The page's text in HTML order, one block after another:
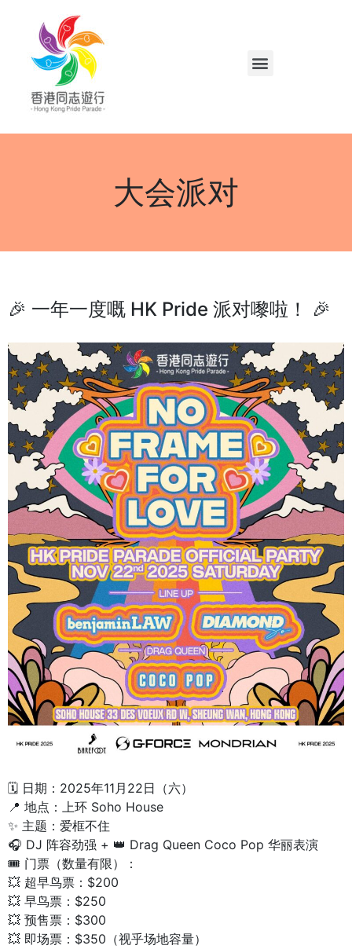
大会派对
🎉 一年一度嘅 HK Pride 派对嚟啦！ 🎉
🗓️ 日期：2025年11月22日（六）
📍 地点：上环 Soho House
✨ 主题：爱框不住
🎧 DJ 阵容劲强 + 👑 Drag Queen Coco Pop 华丽表演
🎟️ 门票（数量有限）：
💥 超早鸟票：$200
💥 早鸟票：$250
💥 预售票：$300
💥 即场票：$350（视乎场地容量）